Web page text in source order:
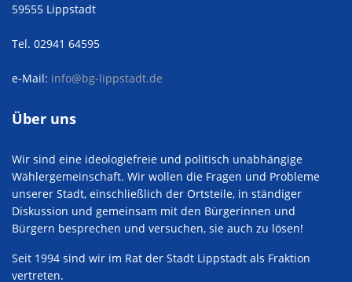
59555 Lippstadt
Tel. 02941 64595
e-Mail: info@bg-lippstadt.de
Über uns
Wir sind eine ideologiefreie und politisch unabhängige
Wählergemeinschaft. Wir wollen die Fragen und Probleme
unserer Stadt, einschließlich der Ortsteile, in ständiger
Diskussion und gemeinsam mit den Bürgerinnen und
Bürgern besprechen und versuchen, sie auch zu lösen!
Seit 1994 sind wir im Rat der Stadt Lippstadt als Fraktion
vertreten.